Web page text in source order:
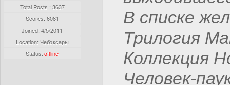
Total Posts : 3637
Scores: 6081
Joined: 4/5/2011
Location: Чебоксары
Status:offline
В списке
Трилогия
Коллекция
Человек-